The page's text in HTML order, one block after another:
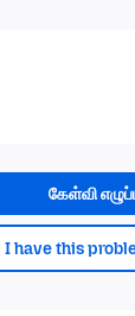
கேள்வி
I have this